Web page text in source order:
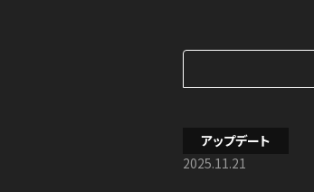
アップデート
2025.11.21